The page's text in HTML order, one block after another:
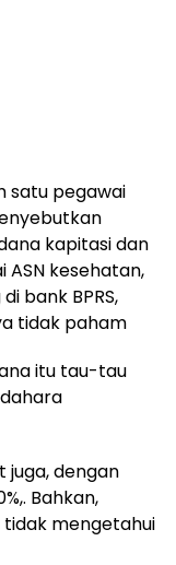
satu pegawai
kapitasi dan
ASN kesehatan,
bank BPRS,
tidak paham
itu tau-tau
juga, dengan
Bahkan,
mengetahui